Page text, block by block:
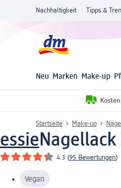
Nachhaltigkeit Tipps &
Neu Marken Make-up
Startseite Make-up Nägel
essieNagellack
4.3 (95 Bewertungen)
Vegan